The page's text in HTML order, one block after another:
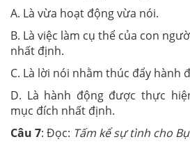
A. Là vừa hoạt động vừa nói.
B. Là việc làm cụ thể của con
nhất định.
C. Là lời nói nhằm thúc đẩy hành
D. Là hành động được thực
mục đích nhất định.
Câu 7: Đọc: Tấm kể sự tình cho